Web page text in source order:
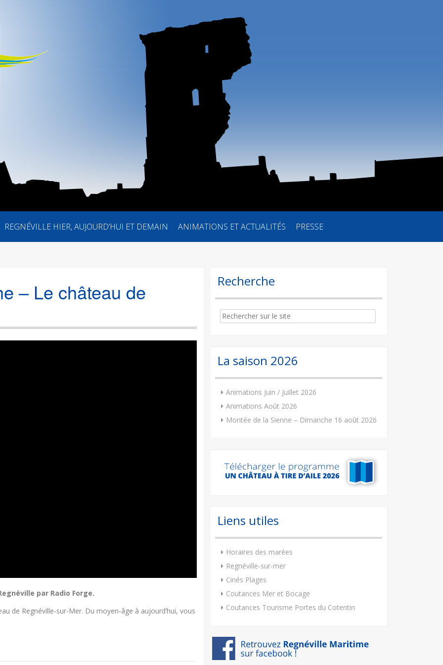
REGNÉVILLE HIER, AUJOURD’HUI ET DEMAIN ANIMATIONS ET ACTUALITÉS PRESSE
– Le château de
par Radio Forge.
de Regnéville-sur-Mer. Du moyen-âge à aujourd’hui, vous
Recherche
Search
for:
La saison 2026
Animations Juin / Juillet 2026
Animations Août 2026
Montée de la Sienne – Dimanche 16 août 2026
Liens utiles
Horaires des marées
Regnéville-sur-mer
Cinés Plages
Coutances Mer et Bocage
Coutances Tourisme Portes du Cotentin